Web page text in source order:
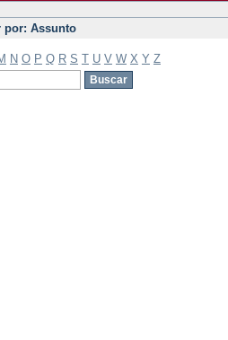
por: Assunto
N O P Q R S T U V W X Y Z